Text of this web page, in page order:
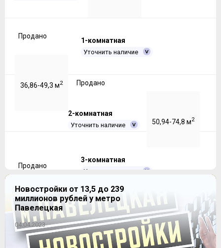
Продано
1-комнатная
Уточнить наличие
36,86-49,3 м2 Продано
2-комнатная
Уточнить наличие 50,94-74,8 м2
Продано
3-комнатная
Уточнить наличие
75,26-93,6 м2 Продано
4-комнатная
Уточнить наличие 97-97 м
Новостройки от 13,5 до 239
миллионов рублей у метро
Павелецкая
04.04.2023